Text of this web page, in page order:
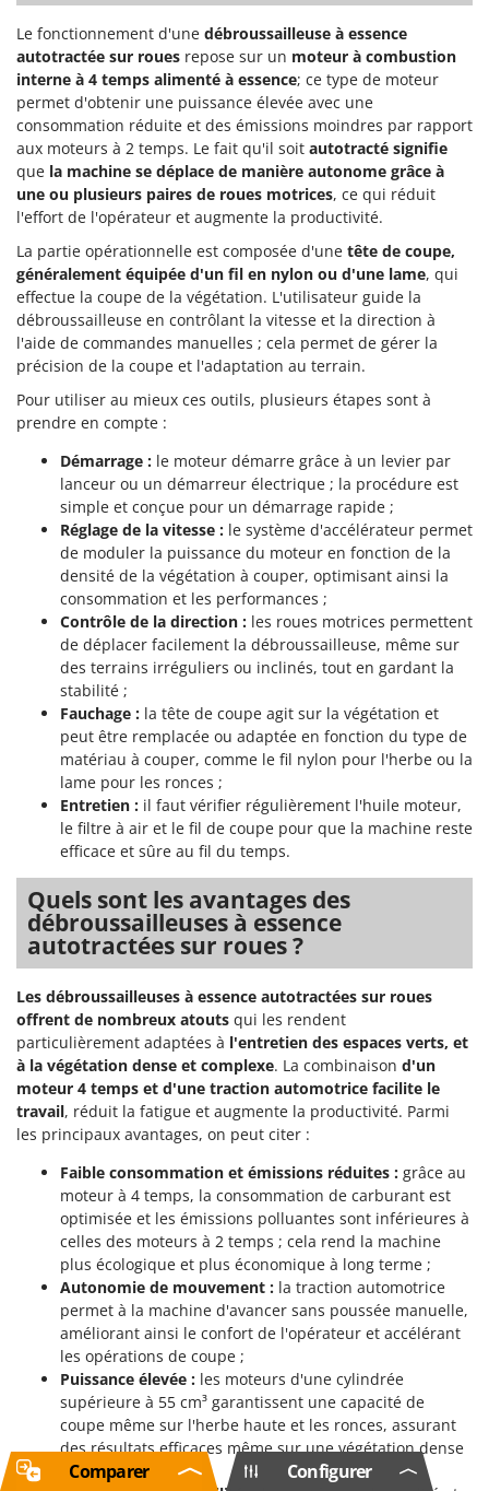
Le fonctionnement d'une débroussailleuse à essence
autotractée sur roues repose sur un moteur à combustion
interne à 4 temps alimenté à essence; ce type de moteur
permet d'obtenir une puissance élevée avec une
consommation réduite et des émissions moindres par rapport
aux moteurs à 2 temps. Le fait qu'il soit autotracté signifie
que la machine se déplace de manière autonome grâce à
une ou plusieurs paires de roues motrices, ce qui réduit
l'effort de l'opérateur et augmente la productivité.
La partie opérationnelle est composée d'une tête de coupe,
généralement équipée d'un fil en nylon ou d'une lame, qui
effectue la coupe de la végétation. L'utilisateur guide la
débroussailleuse en contrôlant la vitesse et la direction à
l'aide de commandes manuelles ; cela permet de gérer la
précision de la coupe et l'adaptation au terrain.
Pour utiliser au mieux ces outils, plusieurs étapes sont à
prendre en compte :
Démarrage : le moteur démarre grâce à un levier par
lanceur ou un démarreur électrique ; la procédure est
simple et conçue pour un démarrage rapide ;
Réglage de la vitesse : le système d'accélérateur permet
de moduler la puissance du moteur en fonction de la
densité de la végétation à couper, optimisant ainsi la
consommation et les performances ;
Contrôle de la direction : les roues motrices permettent
de déplacer facilement la débroussailleuse, même sur
des terrains irréguliers ou inclinés, tout en gardant la
stabilité ;
Fauchage : la tête de coupe agit sur la végétation et
peut être remplacée ou adaptée en fonction du type de
matériau à couper, comme le fil nylon pour l'herbe ou la
lame pour les ronces ;
Entretien : il faut vérifier régulièrement l'huile moteur,
le filtre à air et le fil de coupe pour que la machine reste
efficace et sûre au fil du temps.
Quels sont les avantages des
débroussailleuses à essence
autotractées sur roues ?
Les débroussailleuses à essence autotractées sur roues
offrent de nombreux atouts qui les rendent
particulièrement adaptées à l'entretien des espaces verts, et
à la végétation dense et complexe. La combinaison d'un
moteur 4 temps et d'une traction automotrice facilite le
travail, réduit la fatigue et augmente la productivité. Parmi
les principaux avantages, on peut citer :
Faible consommation et émissions réduites : grâce au
moteur à 4 temps, la consommation de carburant est
optimisée et les émissions polluantes sont inférieures à
celles des moteurs à 2 temps ; cela rend la machine
plus écologique et plus économique à long terme ;
Autonomie de mouvement : la traction automotrice
permet à la machine d'avancer sans poussée manuelle,
améliorant ainsi le confort de l'opérateur et accélérant
les opérations de coupe ;
Puissance élevée : les moteurs d'une cylindrée
supérieure à 55 cm³ garantissent une capacité de
coupe même sur l'herbe haute et les ronces, assurant
des résultats efficaces même sur une végétation dense
et difficile ;
Configurer
Comparer